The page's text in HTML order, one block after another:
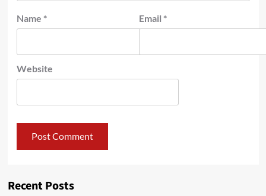
Name * Email *
Website
Recent Posts